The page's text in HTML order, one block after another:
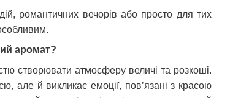
романтичних вечорів або просто для тих
аромат?
створювати атмосферу величі та розкоші.
але й викликає емоції, пов’язані з красою